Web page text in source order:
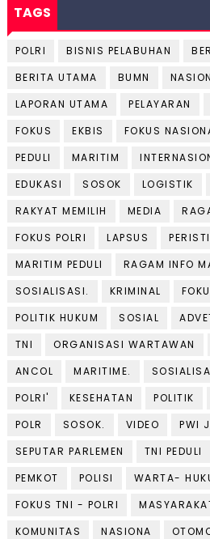
TAGS
POLRI BISNIS PELABUHAN
BERITA UTAMA
BUMN
LAPORAN UTAMA
PELAYARAN
FOKUS
EKBIS FOKUS
PEDULI
MARITIM
EDUKASI
SOSOK LOGISTIK
RAKYAT MEMILIH
MEDIA
FOKUS POLRI
LAPSUS
MARITIM PEDULI
RAGAM INFO
SOSIALISASI.
KRIMINAL
POLITIK HUKUM
SOSIAL
TNI
ORGANISASI WARTAWAN
ANCOL
MARITIME.
POLRI'
KESEHATAN POLITIK
POLR
SOSOK. VIDEO
PWI
SEPUTAR PARLEMEN
TNI PEDULI
PEMKOT
POLISI
WARTA-
FOKUS TNI - POLRI
KOMUNITAS
NASIONA